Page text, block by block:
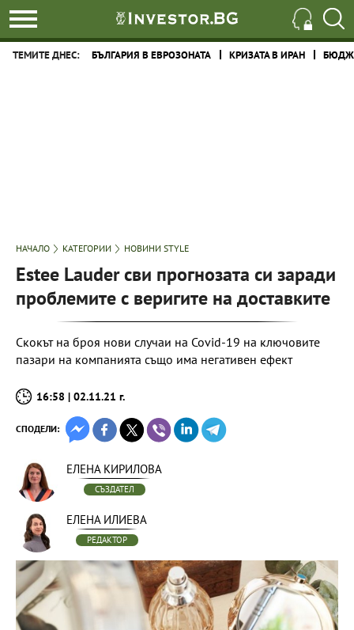
ТЕМИТЕ ДНЕС: БЪЛГАРИЯ В ЕВРОЗОНАТА КРИЗАТА В ИРАН
НАЧАЛО КАТЕГОРИИ НОВИНИ STYLE
Estee Lauder сви прогнозата си заради
проблемите с веригите на доставките
Скокът на броя нови случаи на Covid-19 на ключовите
пазари на компанията също има негативен ефект
16:58 | 02.11.21 г.
СПОДЕЛИ:
ЕЛЕНА КИРИЛОВА
СЪЗДАТЕЛ
ЕЛЕНА ИЛИЕВА
РЕДАКТОР